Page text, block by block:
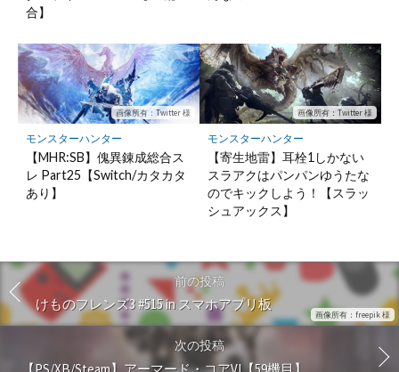
合】
画像所有：Twitter 様
モンスターハンター
【MHR:SB】傀異錬成総合ス
レ Part25【Switch/カタカタ
あり】
画像所有：Twitter 様
モンスターハンター
【寄生地雷】耳栓1しかない
スラアクはパンパンゆうたな
のでキックしよう！【スラッ
シュアックス】
画像所有：freepik 様
前の投稿
けものフレンズ3 #515 in スマホアプリ板
次の投稿